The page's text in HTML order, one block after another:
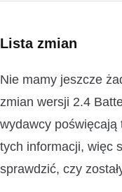
Lista zmian
Nie mamy jeszcze
zmian wersji 2.4
wydawcy
tych informacji, więc
sprawdzić, czy